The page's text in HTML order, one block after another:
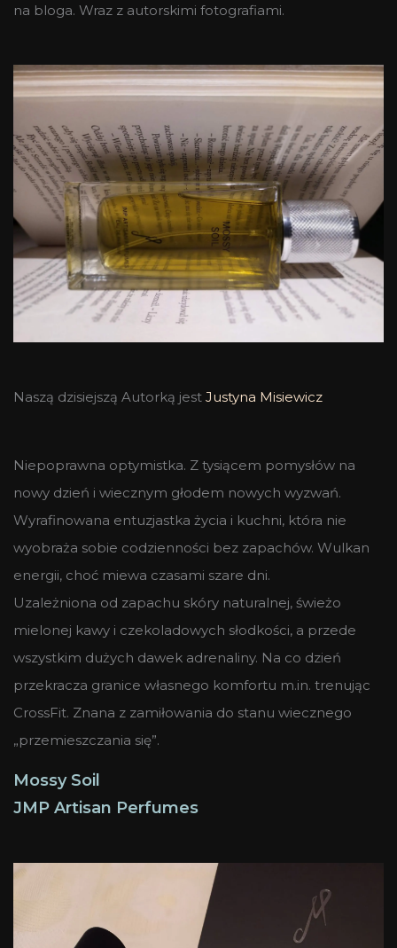
na bloga. Wraz z autorskimi fotografiami.
Naszą dzisiejszą Autorką jest Justyna Misiewicz
Niepoprawna optymistka. Z tysiącem pomysłów na
nowy dzień i wiecznym głodem nowych wyzwań.
Wyrafinowana entuzjastka życia i kuchni, która nie
wyobraża sobie codzienności bez zapachów. Wulkan
energii, choć miewa czasami szare dni.
Uzależniona od zapachu skóry naturalnej, świeżo
mielonej kawy i czekoladowych słodkości, a przede
wszystkim dużych dawek adrenaliny. Na co dzień
przekracza granice własnego komfortu m.in. trenując
CrossFit. Znana z zamiłowania do stanu wiecznego
„przemieszczania się”.
Mossy Soil
JMP Artisan Perfumes